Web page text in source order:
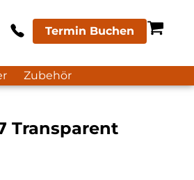
Termin Buchen
Zubehör
Transparent